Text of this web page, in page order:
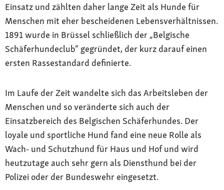
Einsatz und zählten daher lange Zeit als Hunde für
Menschen mit eher bescheidenen Lebensverhältnissen.
1891 wurde in Brüssel schließlich der „Belgische
Schäferhundeclub“ gegründet, der kurz darauf einen
ersten Rassestandard definierte.
Im Laufe der Zeit wandelte sich das Arbeitsleben der
Menschen und so veränderte sich auch der
Einsatzbereich des Belgischen Schäferhundes. Der
loyale und sportliche Hund fand eine neue Rolle als
Wach- und Schutzhund für Haus und Hof und wird
heutzutage auch sehr gern als Diensthund bei der
Polizei oder der Bundeswehr eingesetzt.